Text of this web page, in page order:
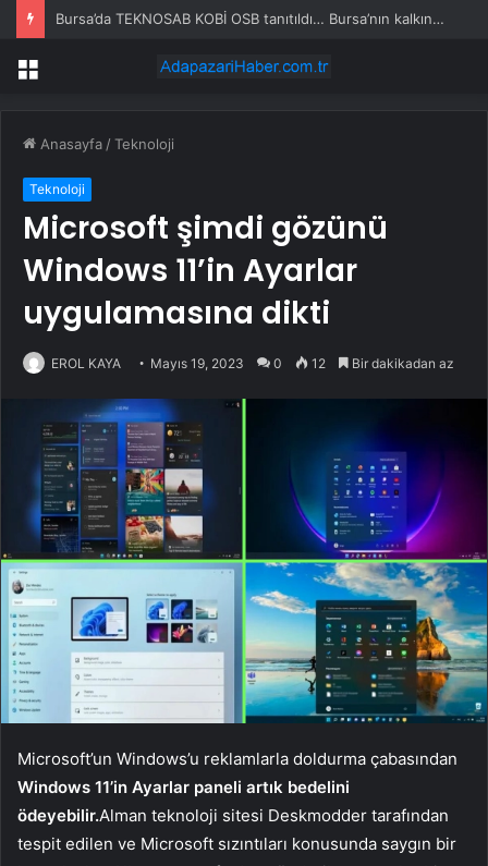
Bursa’da TEKNOSAB KOBİ OSB tanıtıldı… Bursa’nın kalkınma yolculuğunda yeni dönem
Menü
Anasayfa /Teknoloji
Teknoloji
Microsoft şimdi gözünü
Windows 11’in Ayarlar
uygulamasına dikti
EROL KAYA Mayıs 19, 2023 0 12 Bir dakikadan az
Microsoft’un Windows’u reklamlarla doldurma çabasından
Windows 11’in Ayarlar paneli artık bedelini
ödeyebilir.Alman teknoloji sitesi Deskmodder tarafından
tespit edilen ve Microsoft sızıntıları konusunda saygın bir